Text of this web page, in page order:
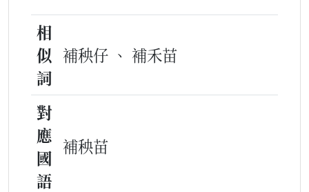
相
似
詞
補秧仔 、 補禾苗
對
應
國
語
補秧苗